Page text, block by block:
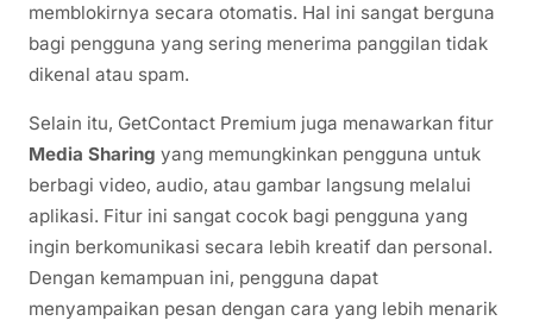
memblokirnya secara otomatis. Hal ini sangat berguna
bagi pengguna yang sering menerima panggilan tidak
dikenal atau spam.
Selain itu, GetContact Premium juga menawarkan fitur
Media Sharing yang memungkinkan pengguna untuk
berbagi video, audio, atau gambar langsung melalui
aplikasi. Fitur ini sangat cocok bagi pengguna yang
ingin berkomunikasi secara lebih kreatif dan personal.
Dengan kemampuan ini, pengguna dapat
menyampaikan pesan dengan cara yang lebih menarik